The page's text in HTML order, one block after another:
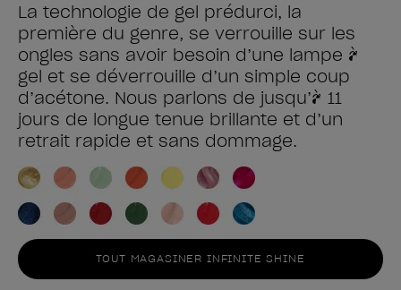
La technologie de gel prédurci, la
première du genre, se verrouille sur les
ongles sans avoir besoin d’une lampe à
gel et se déverrouille d’un simple coup
d’acétone. Nous parlons de jusqu’à 11
jours de longue tenue brillante et d’un
retrait rapide et sans dommage.
TOUT MAGASINER INFINITE SHINE